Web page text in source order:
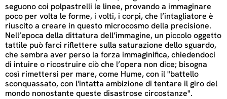
seguono coi polpastrelli le linee, provando a immaginare
poco per volta le forme, i volti, i corpi, che l’intagliatore è
riuscito a creare in questo microcosmo della precisione.
Nell’epoca della dittatura dell’immagine, un piccolo oggetto
tattile può farci riflettere sulla saturazione dello sguardo,
che sembra aver perso la forza immaginifica, chiedendoci
di intuire o ricostruire ciò che l’opera non dice; bisogna
così rimettersi per mare, come Hume, con il "battello
sconquassato, con l'intatta ambizione di tentare il giro del
mondo nonostante queste disastrose circostanze".